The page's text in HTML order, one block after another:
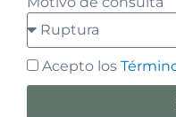
Acepto los